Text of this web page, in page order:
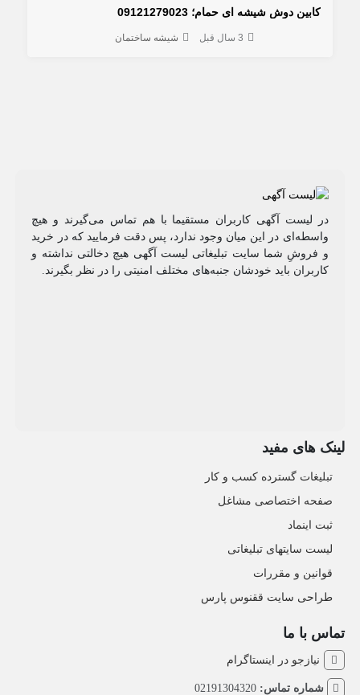
کابین دوش شیشه ای حمام؛ 09121279023
3 سال قبل شیشه ساختمان
در لیست آگهی کاربران مستقیما با هم تماس می‌گیرند و هیچ
واسطه‌ای در این میان وجود ندارد، پس دقت فرمایید که در خرید
و فروشِ شما سایت تبلیغاتی لیست آگهی هیچ دخالتی نداشته و
کاربران باید خودشان جنبه‌های مختلف امنیتی را در نظر بگیرند.
لینک های مفید
تبلیغات گسترده کسب و کار
صفحه اختصاصی مشاغل
ثبت اینماد
لیست سایتهای تبلیغاتی
قوانین و مقررات
طراحی سایت ققنوس پارس
تماس با ما
نیازجو در اینستاگرام
شماره تماس:02191304320